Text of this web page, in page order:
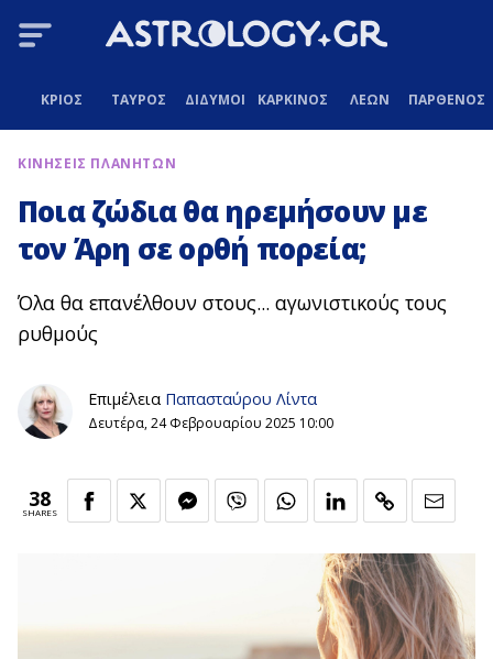
ΚΡΙΟΣ ΤΑΥΡΟΣ ΔΙΔΥΜΟΙ ΚΑΡΚΙΝΟΣ ΛΕΩΝ ΠΑΡΘΕΝΟΣ
ΚΙΝΗΣΕΙΣ ΠΛΑΝΗΤΩΝ
Ποια ζώδια θα ηρεμήσουν με
τον Άρη σε ορθή πορεία;
Όλα θα επανέλθουν στους... αγωνιστικούς τους
ρυθμούς
Επιμέλεια Παπασταύρου Λίντα
Δευτέρα, 24 Φεβρουαρίου 2025 10:00
38
SHARES